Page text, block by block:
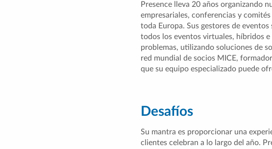
Presence lleva 20 años organizando
empresariales, conferencias y
toda Europa. Sus gestores de eventos
todos los eventos virtuales, híbridos
problemas, utilizando soluciones de
red mundial de socios MICE,
que su equipo especializado puede
Desafíos
Su mantra es proporcionar una
clientes celebran a lo largo del año.